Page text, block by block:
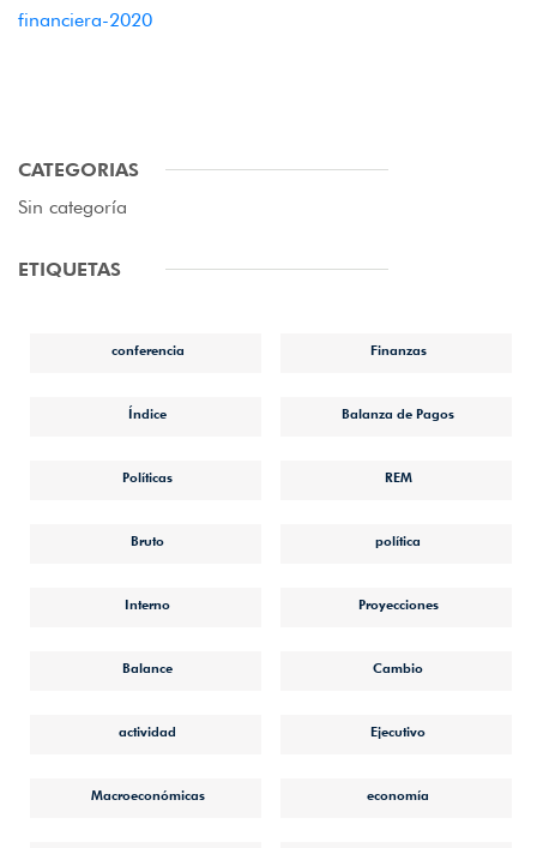
financiera-2020
CATEGORIAS
Sin categoría
ETIQUETAS
conferencia Finanzas
Índice Balanza de Pagos
Políticas REM
Bruto política
Interno Proyecciones
Balance Cambio
actividad Ejecutivo
Macroeconómicas economía